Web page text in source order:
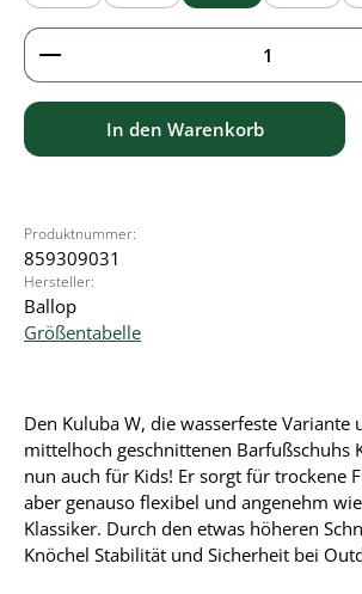
Produkt Anzahl: Gib den
In den Warenkorb
Produktnummer:
859309031
Hersteller:
Ballop
Größentabelle
Den Kuluba W, die wasserfeste Variante
mittelhoch geschnittenen Barfußschuhs
nun auch für Kids! Er sorgt für trockene
aber genauso flexibel und angenehm
Klassiker. Durch den etwas höheren
Knöchel Stabilität und Sicherheit bei